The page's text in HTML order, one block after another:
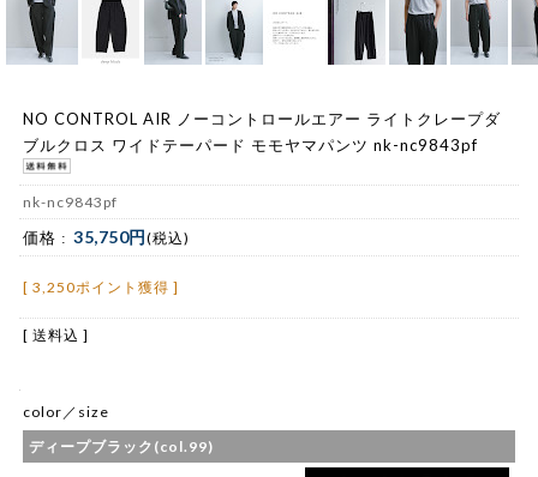
NO CONTROL AIR ノーコントロールエアー ライトクレープダ
ブルクロス ワイドテーパード モモヤマパンツ nk-nc9843pf
nk-nc9843pf
価格 : 35,750円(税込)
[ 3,250ポイント獲得 ]
[ 送料込 ]
color／size
ディープブラック(col.99)